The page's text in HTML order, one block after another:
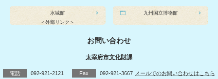
水城館
＜外部リンク＞
九州国立博物館
お問い合わせ
太宰府市文化財課
電話 092-921-2121 Fax 092-921-3667 メールでのお問い合わせはこちら